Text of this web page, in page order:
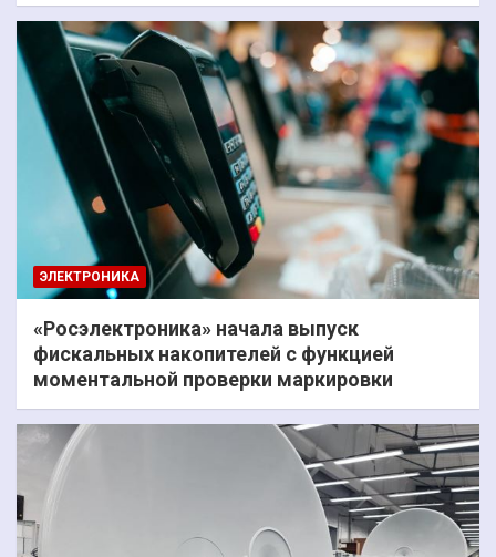
ЭЛЕКТРОНИКА
«Росэлектроника» начала выпуск
фискальных накопителей с функцией
моментальной проверки маркировки